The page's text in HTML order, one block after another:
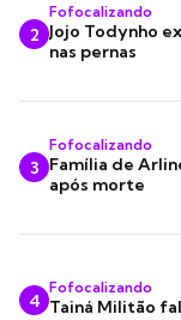
2
Fofocalizando
Jojo Todynho
nas pernas
3
Fofocalizando
Família de
após morte
4
Fofocalizando
Tainá Militão